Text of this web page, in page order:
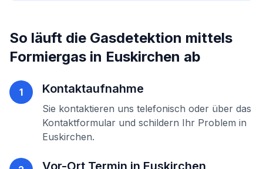
So läuft die Gasdetektion mittels
Formiergas in Euskirchen ab
1 Kontaktaufnahme
Sie kontaktieren uns telefonisch oder über das
Kontaktformular und schildern Ihr Problem in
Euskirchen.
Vor-Ort Termin in Euskirchen